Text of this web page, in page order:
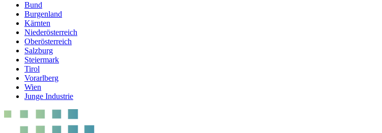
Bund
Burgenland
Kärnten
Niederösterreich
Oberösterreich
Salzburg
Steiermark
Tirol
Vorarlberg
Wien
Junge Industrie